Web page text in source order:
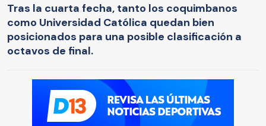
Tras la cuarta fecha, tanto los coquimbanos
como Universidad Católica quedan bien
posicionados para una posible clasificación a
octavos de final.